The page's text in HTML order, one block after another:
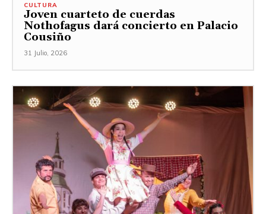
CULTURA
Joven cuarteto de cuerdas
Nothofagus dará concierto en Palacio
Cousiño
31 Julio, 2026